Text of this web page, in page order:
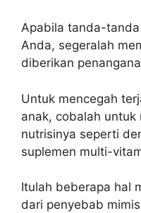
Apabila tanda-
Anda, segeralah
diberikan
Untuk mencegah
anak, cobalah untuk
nutrisinya seperti
suplemen multi-
Itulah beberapa hal
dari penyebab